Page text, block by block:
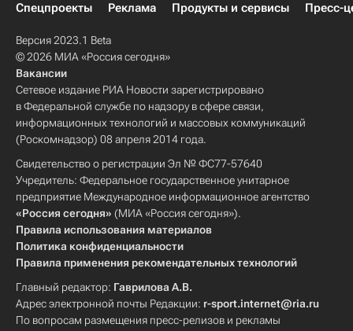
Спецпроекты
Реклама Продукты и сервисы Пресс-
Версия 2023.1 Beta
© 2026 МИА «Россия сегодня»
Вакансии
Сетевое издание РИА Новости зарегистрировано
в Федеральной службе по надзору в сфере связи,
информационных технологий и массовых коммуникаций
(Роскомнадзор) 08 апреля 2014 года.
Свидетельство о регистрации Эл № ФС77-57640
Учредитель: Федеральное государственное унитарное
предприятие Международное информационное агентство
«Россия сегодня» (МИА «Россия сегодня»).
Правила использования материалов
Политика конфиденциальности
Правила применения рекомендательных технологий
Главный редактор: Гаврилова А.В.
Адрес электронной почты Редакции: r-sport.internet@ria.ru
По вопросам размещения пресс-релизов и рекламы